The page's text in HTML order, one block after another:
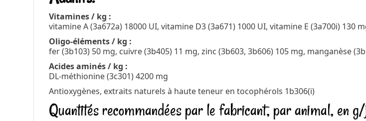
Vitamines / kg :
vitamine A (3a672a) 18000 UI, vitamine D3 (3a671) 1000 UI, vitamine E (3a700i) 130
Oligo-éléments / kg :
fer (3b103) 50 mg, cuivre (3b405) 11 mg, zinc (3b603, 3b606) 105 mg, manganèse
Acides aminés / kg :
DL-méthionine (3c301) 4200 mg
Antioxygènes, extraits naturels à haute teneur en tocophérols 1b306(i)
Quantités recommandées par le fabricant, par animal, en